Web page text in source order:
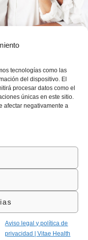
tecnologías como las
del dispositivo. El
procesar datos como el
únicas en este sitio.
afectar negativamente a
Aviso legal y política de
privacidad | Vitae Health
(+34)
935
los derechos